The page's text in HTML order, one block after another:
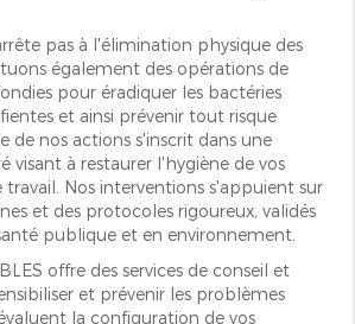
pas à l'élimination physique des
également des opérations de
pour éradiquer les bactéries
et ainsi prévenir tout risque
de nos actions s'inscrit dans une
visant à restaurer l'hygiène de vos
travail. Nos interventions s'appuient sur
et des protocoles rigoureux, validés
publique et en environnement.
offre des services de conseil et
et prévenir les problèmes
la configuration de vos